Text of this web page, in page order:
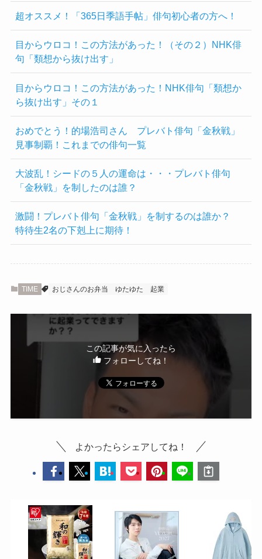
超オススメ！「365日季語手帖」俳句初心者の方へ！
目からウロコ！この方法があった！（その２）NHK俳
句「類想から抜け出す」
目からウロコ！この方法があった！NHK俳句「類想か
ら抜け出す」その１
おめでとう！的場浩司さん プレバト俳句「金秋戦」
見事制覇！これまでの俳句一覧
大波乱！シードの５人の運命は・・・プレバト俳句
「金秋戦」を制したのは誰？
激闘！プレバト俳句「金秋戦」を制するのは誰か？
特待生2名の下剋上に期待！
TIME おじさんのお弁当 ゆたゆた 起業
この記事が気に入ったら
フォローしてね！
よかったらシェアしてね！